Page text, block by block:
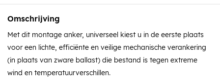
Omschrijving
Met dit montage anker, universeel kiest u in de eerste plaats
voor een lichte, efficiënte en veilige mechanische verankering
(in plaats van zware ballast) die bestand is tegen extreme
wind en temperatuurverschillen.